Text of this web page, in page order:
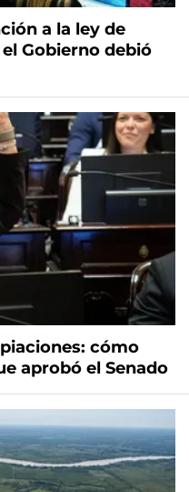
a la ley de
Gobierno debió
cómo
aprobó el Senado